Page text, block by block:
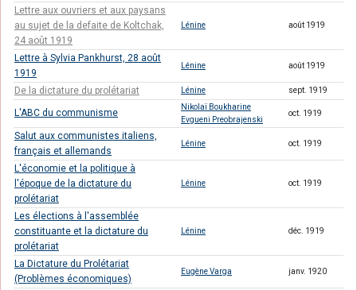
Lettre aux ouvriers et aux paysans
au sujet de la defaite de Koltchak,
24 août 1919
Lénine août 1919
Lettre à Sylvia Pankhurst, 28 août
1919
Lénine août 1919
De la dictature du prolétariat Lénine sept. 1919
L'ABC du communisme
Nikolaï Boukharine
Evgueni Preobrajenski
oct. 1919
Salut aux communistes italiens,
français et allemands
Lénine oct. 1919
L'économie et la politique à
l'époque de la dictature du
prolétariat
Lénine oct. 1919
Les élections à l'assemblée
constituante et la dictature du
prolétariat
Lénine déc. 1919
La Dictature du Prolétariat
(Problèmes économiques)
Eugène Varga janv. 1920